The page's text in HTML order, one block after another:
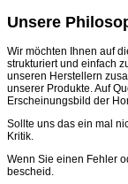
Unsere
Wir möchten Ihnen auf
strukturiert und einfach
unseren Herstellern
unserer Produkte. Auf
Erscheinungsbild der
Sollte uns das ein mal
Kritik.
Wenn Sie einen Fehler
bescheid.